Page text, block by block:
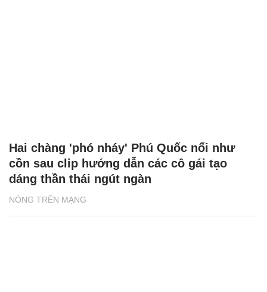
NÓNG TRÊN MẠNG
Hai chàng 'phó nháy' Phú Quốc nổi như
cồn sau clip hướng dẫn các cô gái tạo
dáng thần thái ngút ngàn